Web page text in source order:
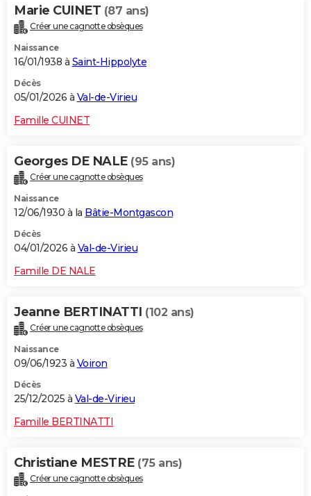
Marie CUINET (87 ans)
Créer une cagnotte obsèques
Naissance
16/01/1938 à Saint-Hippolyte
Décès
05/01/2026 à Val-de-Virieu
Famille CUINET
Georges DE NALE (95 ans)
Créer une cagnotte obsèques
Naissance
12/06/1930 à la Bâtie-Montgascon
Décès
04/01/2026 à Val-de-Virieu
Famille DE NALE
Jeanne BERTINATTI (102 ans)
Créer une cagnotte obsèques
Naissance
09/06/1923 à Voiron
Décès
25/12/2025 à Val-de-Virieu
Famille BERTINATTI
Christiane MESTRE (75 ans)
Créer une cagnotte obsèques